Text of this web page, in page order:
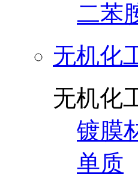
二苯
无机化
无机化
镀膜
单质